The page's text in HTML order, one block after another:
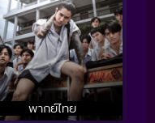
พากย์ไทย